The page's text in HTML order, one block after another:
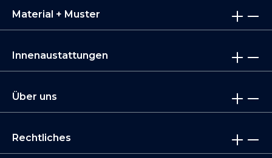
Material + Muster
Innenaustattungen
Über uns
Rechtliches